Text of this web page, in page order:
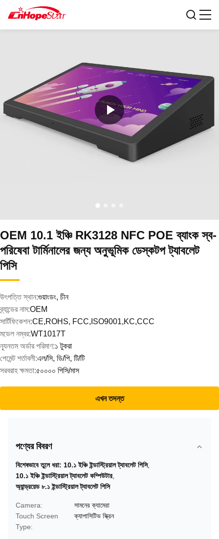
OEM 10.1 ইঞ্চি RK3128 NFC POE ব্যাংক স্ব-
পরিষেবা টার্মিনালের জন্য অনুভূমিক ডেস্কটপ ট্যাবলেট
পিসি
উৎপত্তি স্থান:গুয়াংডং, চীন
ব্র্যান্ডের নাম:OEM
সার্টিফিকেশন:CE,ROHS, FCC,ISO9001,KC,CCC
মডেল নম্বর:WT1017T
ন্যূনতম অর্ডার পরিমাণ:১ টুকরা
পেমেন্ট শর্তাবলী:এল/সি, ডি/পি, টি/টি
সরবরাহ ক্ষমতা:৫০০০০ পিসি/মাস
এখন তদন্ত
পণ্যের বিবরণ
বিশেষভাবে তুলে ধরা: 10.১ ইঞ্চি ইন্ডাস্ট্রিয়াল ট্যাবলেট পিসি,
10.১ ইঞ্চি ইন্ডাস্ট্রিয়াল ট্যাবলেট কম্পিউটার,
অ্যান্ড্রয়েড ৮.১ ইন্ডাস্ট্রিয়াল ট্যাবলেট পিসি
Camera:
সামনের ক্যামেরা
Touch Screen
Type:
ক্যাপাসিটিভ স্ক্রিন